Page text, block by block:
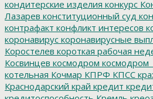
кондитерские изделия конкурс
Лазарев конституционный суд
контрафакт конфликт интересов
коронавирус коронавирусные
Коростелев короткая рабочая
Косвинцев космодром
котельная Кочмар КПРФ КПСС
Краснодарский край кредит